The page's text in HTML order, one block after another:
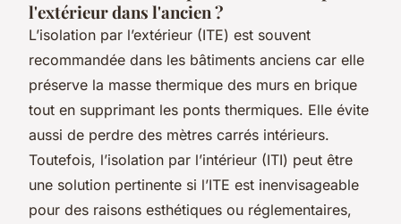
l'extérieur dans l'ancien ?
L’isolation par l’extérieur (ITE) est souvent
recommandée dans les bâtiments anciens car elle
préserve la masse thermique des murs en brique
tout en supprimant les ponts thermiques. Elle évite
aussi de perdre des mètres carrés intérieurs.
Toutefois, l’isolation par l’intérieur (ITI) peut être
une solution pertinente si l’ITE est inenvisageable
pour des raisons esthétiques ou réglementaires,